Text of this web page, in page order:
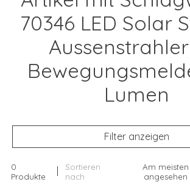
70346 LED Solar
Lumen
Filter anzeigen
0
Produkte
Sortieren
nach
Am meisten
angesehen